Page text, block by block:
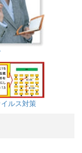
ルス対策